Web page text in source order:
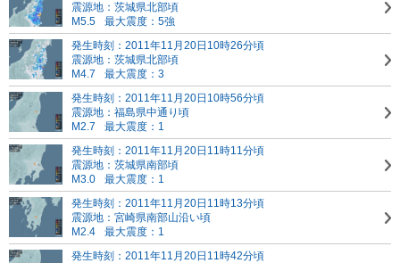
震源地：茨城県北部頃
M5.5
最大震度：5強
発生時刻：2011年11月20日10時26分頃
震源地：茨城県北部頃
M4.7
最大震度：3
発生時刻：2011年11月20日10時56分頃
震源地：福島県中通り頃
M2.7
最大震度：1
発生時刻：2011年11月20日11時11分頃
震源地：茨城県南部頃
M3.0
最大震度：1
発生時刻：2011年11月20日11時13分頃
震源地：宮崎県南部山沿い頃
M2.4
最大震度：1
発生時刻：2011年11月20日11時42分頃